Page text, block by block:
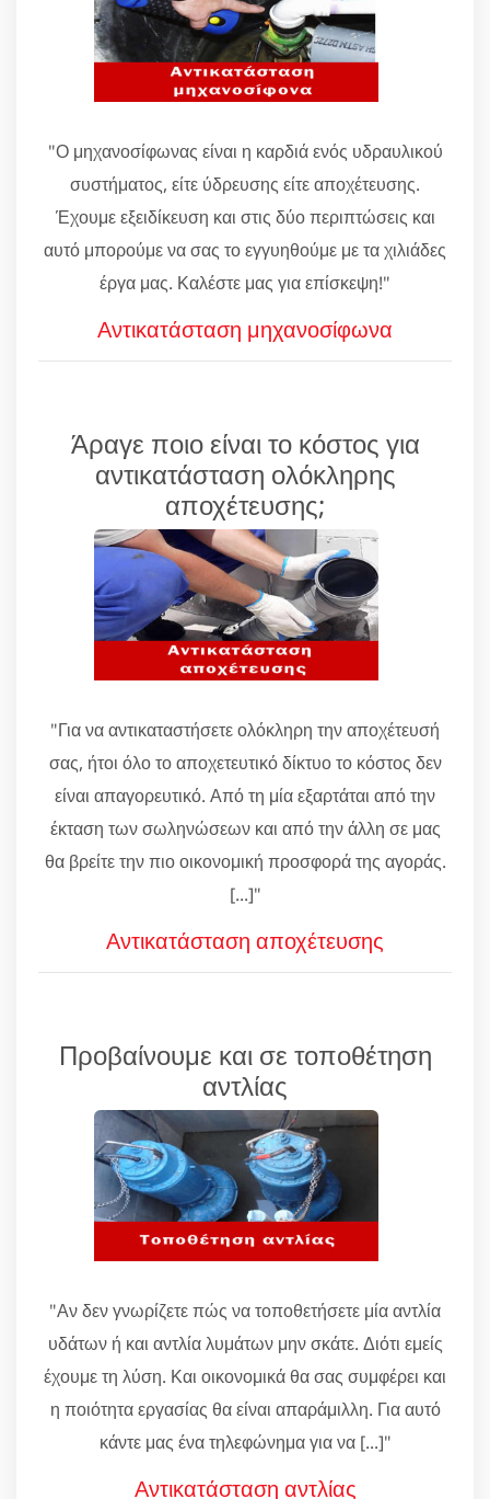
"Ο μηχανοσίφωνας είναι η καρδιά ενός υδραυλικού
συστήματος, είτε ύδρευσης είτε αποχέτευσης.
Έχουμε εξειδίκευση και στις δύο περιπτώσεις και
αυτό μπορούμε να σας το εγγυηθούμε με τα χιλιάδες
έργα μας. Καλέστε μας για επίσκεψη!"
Αντικατάσταση μηχανοσίφωνα
Άραγε ποιο είναι το κόστος για
αντικατάσταση ολόκληρης
αποχέτευσης;
"Για να αντικαταστήσετε ολόκληρη την αποχέτευσή
σας, ήτοι όλο το αποχετευτικό δίκτυο το κόστος δεν
είναι απαγορευτικό. Από τη μία εξαρτάται από την
έκταση των σωληνώσεων και από την άλλη σε μας
θα βρείτε την πιο οικονομική προσφορά της αγοράς.
[...]"
Αντικατάσταση αποχέτευσης
Προβαίνουμε και σε τοποθέτηση
αντλίας
"Αν δεν γνωρίζετε πώς να τοποθετήσετε μία αντλία
υδάτων ή και αντλία λυμάτων μην σκάτε. Διότι εμείς
έχουμε τη λύση. Και οικονομικά θα σας συμφέρει και
η ποιότητα εργασίας θα είναι απαράμιλλη. Για αυτό
κάντε μας ένα τηλεφώνημα για να [...]"
Αντικατάσταση αντλίας